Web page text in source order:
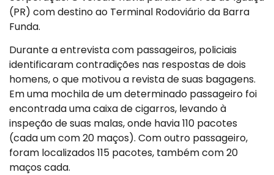
(PR) com destino ao Terminal Rodoviário da Barra
Funda.
Durante a entrevista com passageiros, policiais
identificaram contradições nas respostas de dois
homens, o que motivou a revista de suas bagagens.
Em uma mochila de um determinado passageiro foi
encontrada uma caixa de cigarros, levando à
inspeção de suas malas, onde havia 110 pacotes
(cada um com 20 maços). Com outro passageiro,
foram localizados 115 pacotes, também com 20
maços cada.